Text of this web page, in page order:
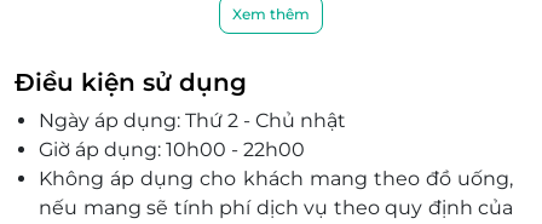
Tầng 2 tòa nhà Westa, Số 102 Trần Phú, P.Mộ Lao,
Q.Hà Đông, TP.Hà Nội
Cần Thơ
Lô L4-14A, tầng 4, đường 30 Tháng 4, Xuân Khánh,
Ninh Kiều, Cần Thơ
TTTM Lotte Mart, 84 Mậu Thân, P. An Hòa, Q. Ninh
Kiều, TP. Cần Thơ
những món nhúng kiểu Đài tạo nên hương vị
lẩu Đài Loan tỉ mỉ và tinh tế.
Lẩu Đài Loan tại Manwah – Taiwanese Hot Pot
được tạo nên từ 9 loại gia vị và thảo mộc gia
truyền. Nước lẩu Đài Loan thực sự kết hợp điểm
mạnh của cả 2 nền văn hoá, sự phong phú và bổ
dưỡng trong nguyên liệu thảo mộc của Trung
Quốc, và hương vị đậm đà nhưng vẫn thanh nhẹ,
Xem thêm
Điều kiện sử dụng
Ngày áp dụng: Thứ 2 - Chủ nhật
Giờ áp dụng: 10h00 - 22h00
Không áp dụng cho khách mang theo đồ uống,
nếu mang sẽ tính phí dịch vụ theo quy định của